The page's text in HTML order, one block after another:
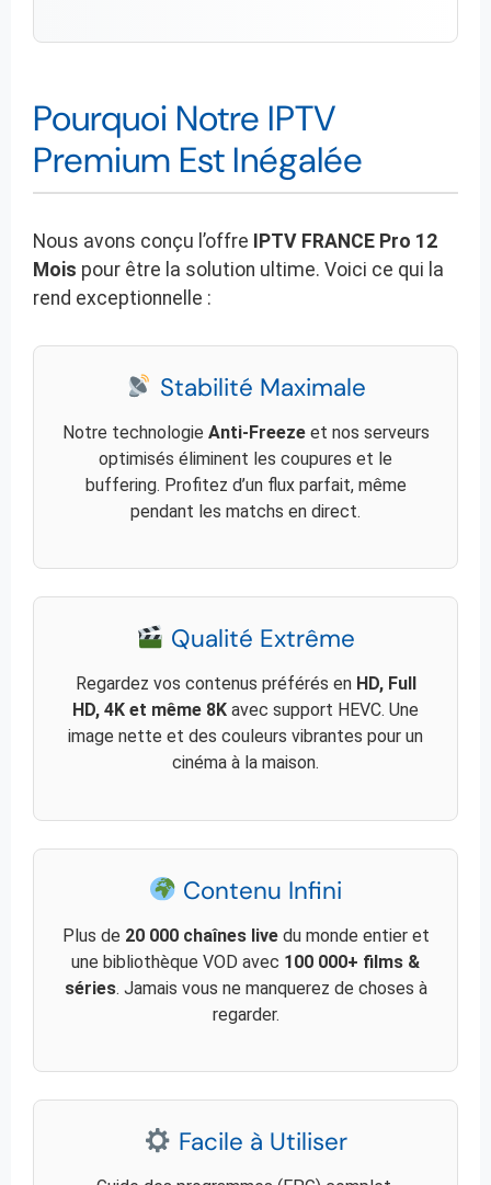
Pourquoi Notre IPTV
Premium Est Inégalée
Nous avons conçu l’offre IPTV FRANCE Pro 12
Mois pour être la solution ultime. Voici ce qui la
rend exceptionnelle :
Stabilité Maximale
Notre technologie Anti-Freezeet nos serveurs
optimisés éliminent les coupures et le
buffering. Profitez d’un flux parfait, même
pendant les matchs en direct.
Qualité Extrême
Regardez vos contenus préférés en HD, Full
HD, 4K et même 8K avec support HEVC. Une
image nette et des couleurs vibrantes pour un
cinéma à la maison.
Contenu Infini
Plus de 20 000 chaînes livedu monde entier et
une bibliothèque VOD avec 100 000+ films &
séries. Jamais vous ne manquerez de choses à
regarder.
Facile à Utiliser